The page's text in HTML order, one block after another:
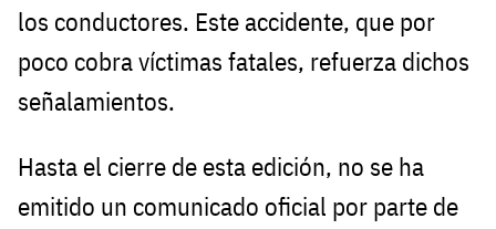
los conductores. Este accidente, que por
poco cobra víctimas fatales, refuerza dichos
señalamientos.
Hasta el cierre de esta edición, no se ha
emitido un comunicado oficial por parte de